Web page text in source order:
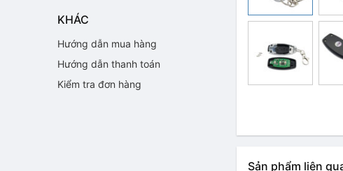
Sản phẩm liên
KHÁC
Hướng dẫn mua hàng
Hướng dẫn thanh toán
Kiểm tra đơn hàng